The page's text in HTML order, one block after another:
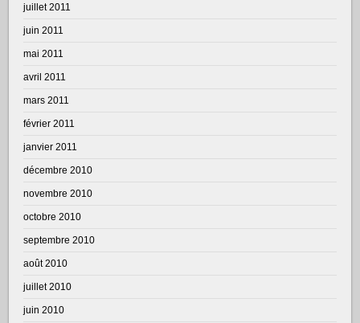
juillet 2011
juin 2011
mai 2011
avril 2011
mars 2011
février 2011
janvier 2011
décembre 2010
novembre 2010
octobre 2010
septembre 2010
août 2010
juillet 2010
juin 2010